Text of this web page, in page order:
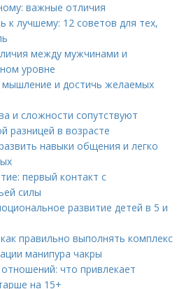
важные отличия
к лучшему: 12 советов для тех,
между мужчинами и
уровне
мышление и достичь желаемых
и сложности сопутствуют
разницей в возрасте
навыки общения и легко
первый контакт с
силы
развитие детей в 5 и
правильно выполнять комплекс
манипура чакры
что привлекает
на 15+